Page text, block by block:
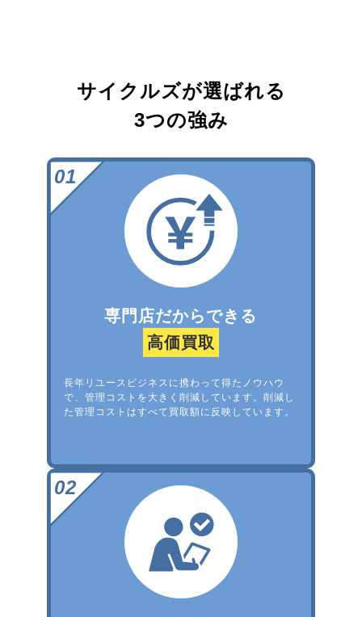
サイクルズが選ばれる
3つの強み
専門店だからできる
高価買取
長年リユースビジネスに携わって得たノウハウ
で、管理コストを大きく削減しています。削減し
た管理コストはすべて買取額に反映しています。